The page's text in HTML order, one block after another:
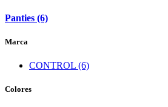
Panties (6)
Marca
CONTROL (6)
Colores